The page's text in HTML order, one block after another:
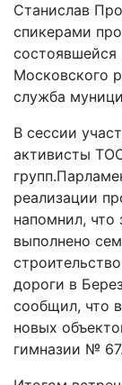
Станислав
спикерами
состоявшейся
Московского
служба
В сессии
активисты
реализации
напомнил, что
выполнено
дороги в
сообщил, что
новых
гимназии № 67.